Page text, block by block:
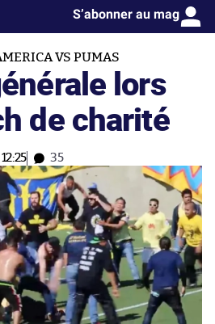
S’abonner au mag
VS PUMAS
lors
de charité
35